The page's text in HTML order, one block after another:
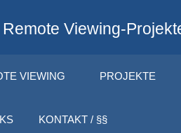
Remote Viewing-
VIEWING PROJEKTE
KONTAKT / §§